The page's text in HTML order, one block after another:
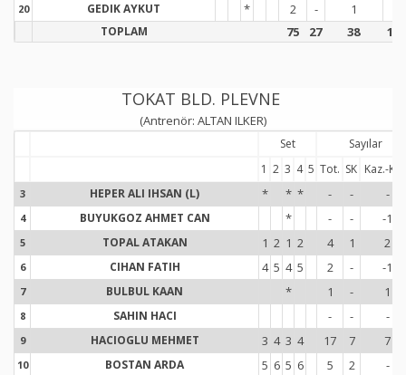
20 GEDIK AYKUT * 2 - 1
TOPLAM 75 27 38 101
TOKAT BLD. PLEVNE
(Antrenör: ALTAN ILKER)
Set
Sayılar
1 2 3 4 5 Tot. SK Kaz.-
3 HEPER ALI IHSAN (L) * * * - - -
4 BUYUKGOZ AHMET CAN * - - -1
5 TOPAL ATAKAN 1 2 1 2 4 1 2
6 CIHAN FATIH 4 5 4 5 2 - -1
7 BULBUL KAAN * 1 - 1
8 SAHIN HACI - - -
9 HACIOGLU MEHMET 3 4 3 4 17 7 7
10 BOSTAN ARDA 5 6 5 6 5 2 -